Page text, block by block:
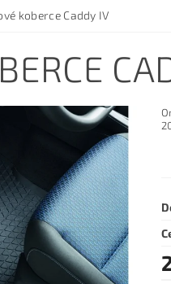
koberce Caddy IV